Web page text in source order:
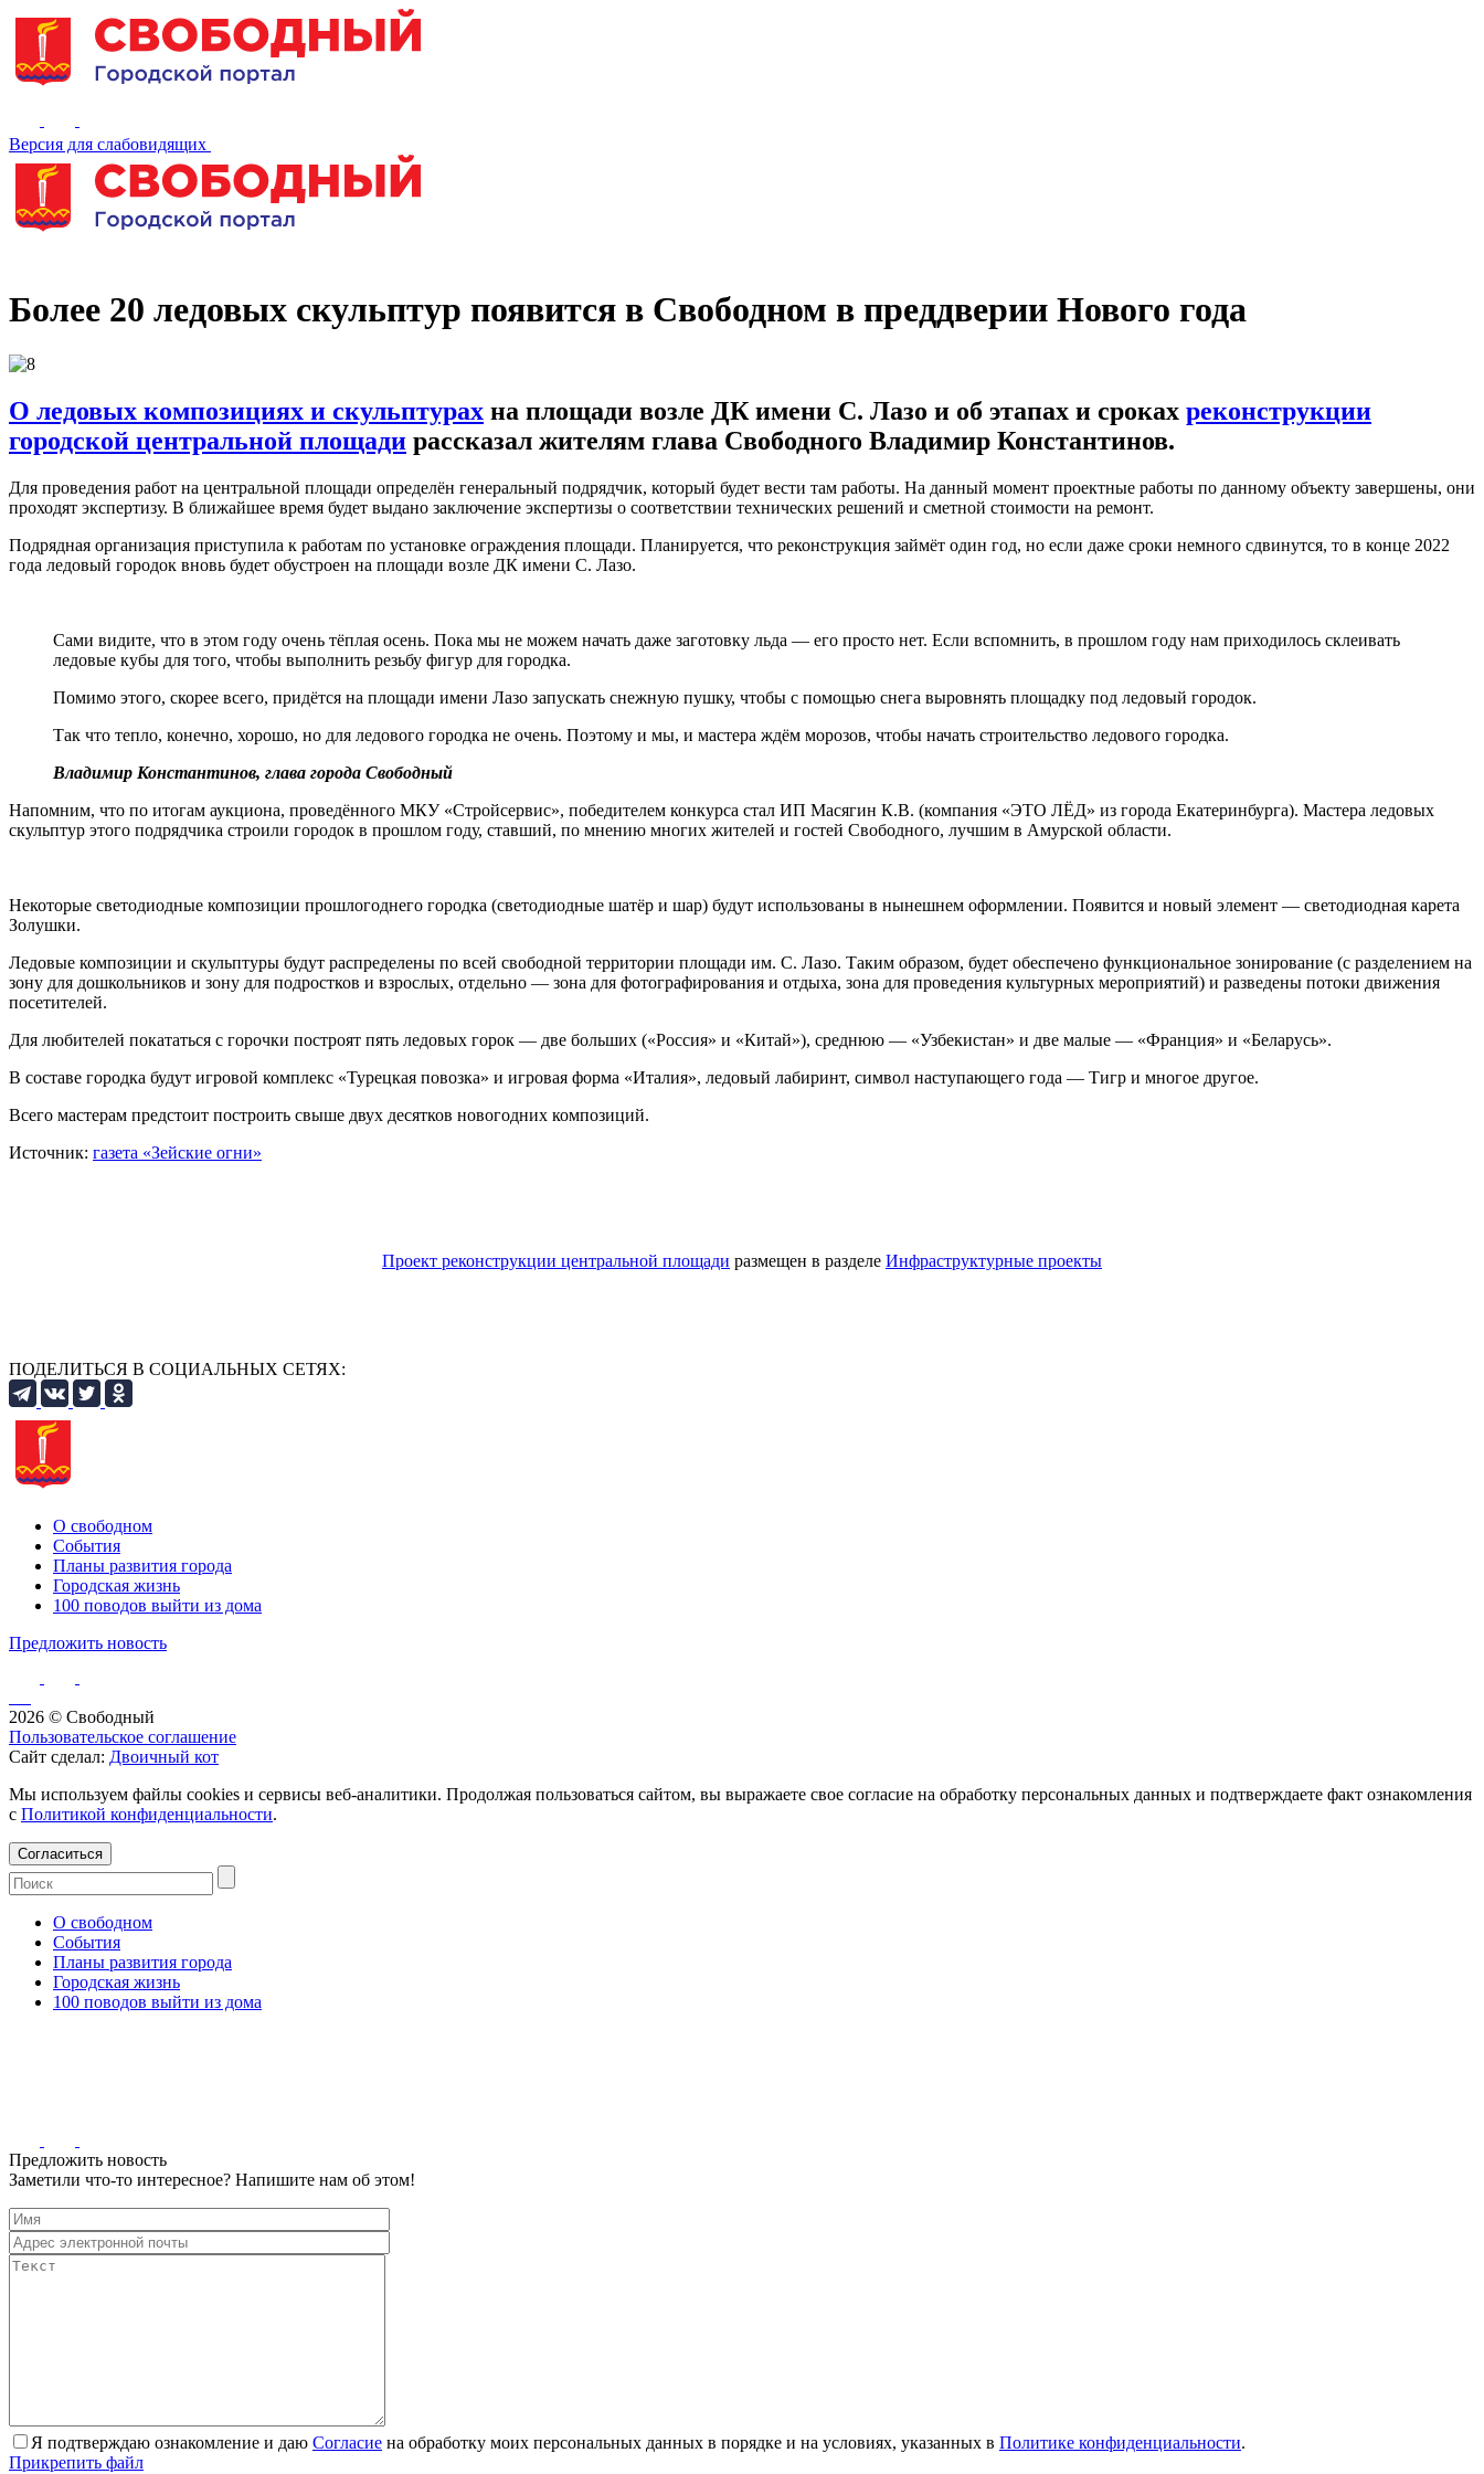
Версия для слабовидящих
Более 20 ледовых скульптур появится в Свободном в преддверии Нового года
О ледовых композициях и скульптурах на площади возле ДК имени С. Лазо и об этапах и сроках реконструкции
городской центральной площади рассказал жителям глава Свободного Владимир Константинов.
Для проведения работ на центральной площади определён генеральный подрядчик, который будет вести там работы. На данный момент проектные работы по данному объекту завершены, они
проходят экспертизу. В ближайшее время будет выдано заключение экспертизы о соответствии технических решений и сметной стоимости на ремонт.
Подрядная организация приступила к работам по установке ограждения площади. Планируется, что реконструкция займёт один год, но если даже сроки немного сдвинутся, то в конце 2022
года ледовый городок вновь будет обустроен на площади возле ДК имени С. Лазо.
Сами видите, что в этом году очень тёплая осень. Пока мы не можем начать даже заготовку льда — его просто нет. Если вспомнить, в прошлом году нам приходилось склеивать
ледовые кубы для того, чтобы выполнить резьбу фигур для городка.
Помимо этого, скорее всего, придётся на площади имени Лазо запускать снежную пушку, чтобы с помощью снега выровнять площадку под ледовый городок.
Так что тепло, конечно, хорошо, но для ледового городка не очень. Поэтому и мы, и мастера ждём морозов, чтобы начать строительство ледового городка.
Владимир Константинов, глава города Свободный
Напомним, что по итогам аукциона, проведённого МКУ «Стройсервис», победителем конкурса стал ИП Масягин К.В. (компания «ЭТО ЛЁД» из города Екатеринбурга). Мастера ледовых
скульптур этого подрядчика строили городок в прошлом году, ставший, по мнению многих жителей и гостей Свободного, лучшим в Амурской области.
Некоторые светодиодные композиции прошлогоднего городка (светодиодные шатёр и шар) будут использованы в нынешнем оформлении. Появится и новый элемент — светодиодная карета
Золушки.
Ледовые композиции и скульптуры будут распределены по всей свободной территории площади им. С. Лазо. Таким образом, будет обеспечено функциональное зонирование (с разделением на
зону для дошкольников и зону для подростков и взрослых, отдельно — зона для фотографирования и отдыха, зона для проведения культурных мероприятий) и разведены потоки движения
посетителей.
Для любителей покататься с горочки построят пять ледовых горок — две больших («Россия» и «Китай»), среднюю — «Узбекистан» и две малые — «Франция» и «Беларусь».
В составе городка будут игровой комплекс «Турецкая повозка» и игровая форма «Италия», ледовый лабиринт, символ наступающего года — Тигр и многое другое.
Всего мастерам предстоит построить свыше двух десятков новогодних композиций.
Источник: газета «Зейские огни»
Проект реконструкции центральной площади размещен в разделе Инфраструктурные проекты
ПОДЕЛИТЬСЯ В СОЦИАЛЬНЫХ СЕТЯХ:
О свободном
События
Планы развития города
Городская жизнь
100 поводов выйти из дома
Предложить новость
2026 © Свободный
Пользовательское соглашение
Сайт сделал: Двоичный кот
Мы используем файлы cookies и сервисы веб-аналитики. Продолжая пользоваться сайтом, вы выражаете свое согласие на обработку персональных данных и подтверждаете факт ознакомления
с Политикой конфиденциальности.
Согласиться
О свободном
События
Планы развития города
Городская жизнь
100 поводов выйти из дома
Предложить новость
Заметили что-то интересное? Напишите нам об этом!
Я подтверждаю ознакомление и даю Согласие на обработку моих персональных данных в порядке и на условиях, указанных в Политике конфиденциальности.
Прикрепить файл